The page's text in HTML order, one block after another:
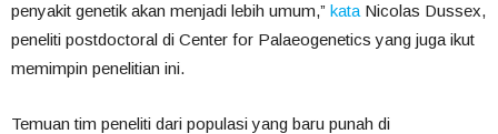
penyakit genetik akan menjadi lebih umum,” kata Nicolas Dussex,
peneliti postdoctoral di Center for Palaeogenetics yang juga ikut
memimpin penelitian ini.
Temuan tim peneliti dari populasi yang baru punah di